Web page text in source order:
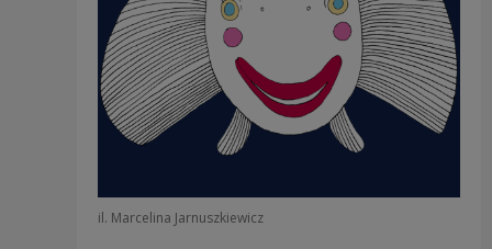
il. Marcelina Jarnuszkiewicz